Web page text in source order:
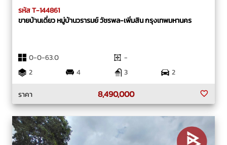
รหัส T-144861
ขายบ้านเดี่ยว หมู่บ้านวรารมย์ วัชรพล-เพิ่มสิน กรุงเทพมหานคร
0-0-63.0
-
2
4 3
2
ราคา
8,490,000